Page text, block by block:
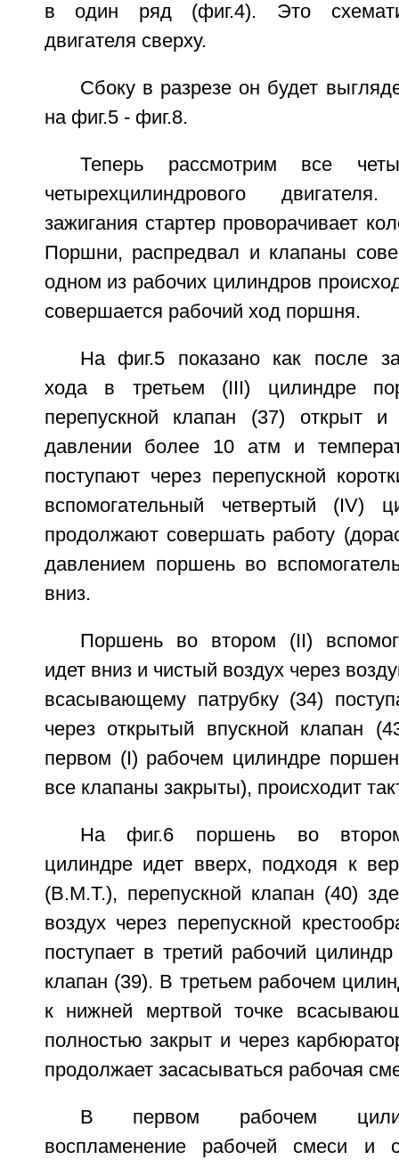
в один ряд (фиг.4). Это
двигателя сверху.
Сбоку в разрезе он будет
на фиг.5 - фиг.8.
Теперь рассмотрим все
четырехцилиндрового
зажигания стартер проворачивает
Поршни, распредвал и клапаны
одном из рабочих цилиндров
совершается рабочий ход поршня.
На фиг.5 показано как после
хода в третьем (III) цилиндре
перепускной клапан (37) открыт
давлении более 10 атм и
поступают через перепускной
вспомогательный четвертый (IV)
продолжают совершать работу
давлением поршень во
вниз.
Поршень во втором (II)
идет вниз и чистый воздух через
всасывающему патрубку (34)
через открытый впускной клапан
первом (I) рабочем цилиндре
все клапаны закрыты), происходит
На фиг.6 поршень во втором
цилиндре идет вверх, подходя к
(В.М.Т.), перепускной клапан (40)
воздух через перепускной
поступает в третий рабочий
клапан (39). В третьем рабочем
к нижней мертвой точке
полностью закрыт и через
продолжает засасываться рабочая
В первом рабочем
воспламенение рабочей смеси и